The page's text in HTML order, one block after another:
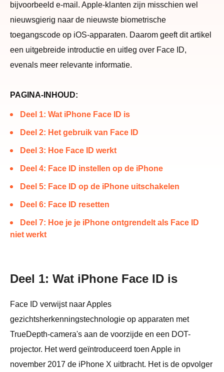
bijvoorbeeld e-mail. Apple-klanten zijn misschien wel
nieuwsgierig naar de nieuwste biometrische
toegangscode op iOS-apparaten. Daarom geeft dit artikel
een uitgebreide introductie en uitleg over Face ID,
evenals meer relevante informatie.
PAGINA-INHOUD:
Deel 1: Wat iPhone Face ID is
Deel 2: Het gebruik van Face ID
Deel 3: Hoe Face ID werkt
Deel 4: Face ID instellen op de iPhone
Deel 5: Face ID op de iPhone uitschakelen
Deel 6: Face ID resetten
Deel 7: Hoe je je iPhone ontgrendelt als Face ID
niet werkt
Deel 1: Wat iPhone Face ID is
Face ID verwijst naar Apples
gezichtsherkenningstechnologie op apparaten met
TrueDepth-camera's aan de voorzijde en een DOT-
projector. Het werd geïntroduceerd toen Apple in
november 2017 de iPhone X uitbracht. Het is de opvolger